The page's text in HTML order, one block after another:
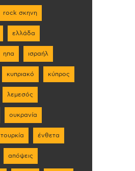
rock σκηνη
ελλάδα
ηπα ισραήλ
κυπριακό κύπρος
λεμεσός
ουκρανία
τουρκία ένθετα
απόψεις